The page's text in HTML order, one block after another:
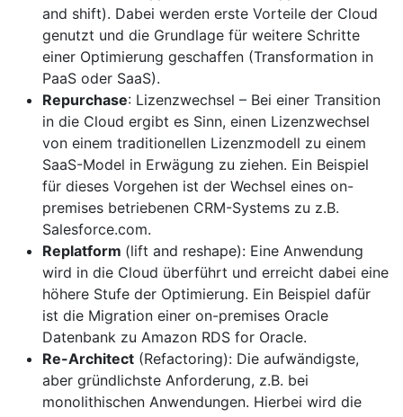
and shift). Dabei werden erste Vorteile der Cloud
genutzt und die Grundlage für weitere Schritte
einer Optimierung geschaffen (Transformation in
PaaS oder SaaS).
Repurchase: Lizenzwechsel – Bei einer Transition
in die Cloud ergibt es Sinn, einen Lizenzwechsel
von einem traditionellen Lizenzmodell zu einem
SaaS-Model in Erwägung zu ziehen. Ein Beispiel
für dieses Vorgehen ist der Wechsel eines on-
premises betriebenen CRM-Systems zu z.B.
Salesforce.com.
Replatform (lift and reshape): Eine Anwendung
wird in die Cloud überführt und erreicht dabei eine
höhere Stufe der Optimierung. Ein Beispiel dafür
ist die Migration einer on-premises Oracle
Datenbank zu Amazon RDS for Oracle.
Re-Architect (Refactoring): Die aufwändigste,
aber gründlichste Anforderung, z.B. bei
monolithischen Anwendungen. Hierbei wird die